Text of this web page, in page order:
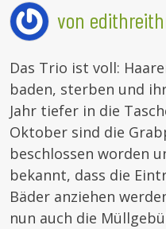
von
Das Trio ist voll:
baden, sterben und
Jahr tiefer in die
Oktober sind die
beschlossen worden
bekannt, dass die
Bäder anziehen
nun auch die